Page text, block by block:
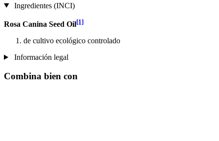
Ingredientes (INCI)
Rosa Canina Seed Oil[1]
de cultivo ecológico controlado
Información legal
Combina bien con